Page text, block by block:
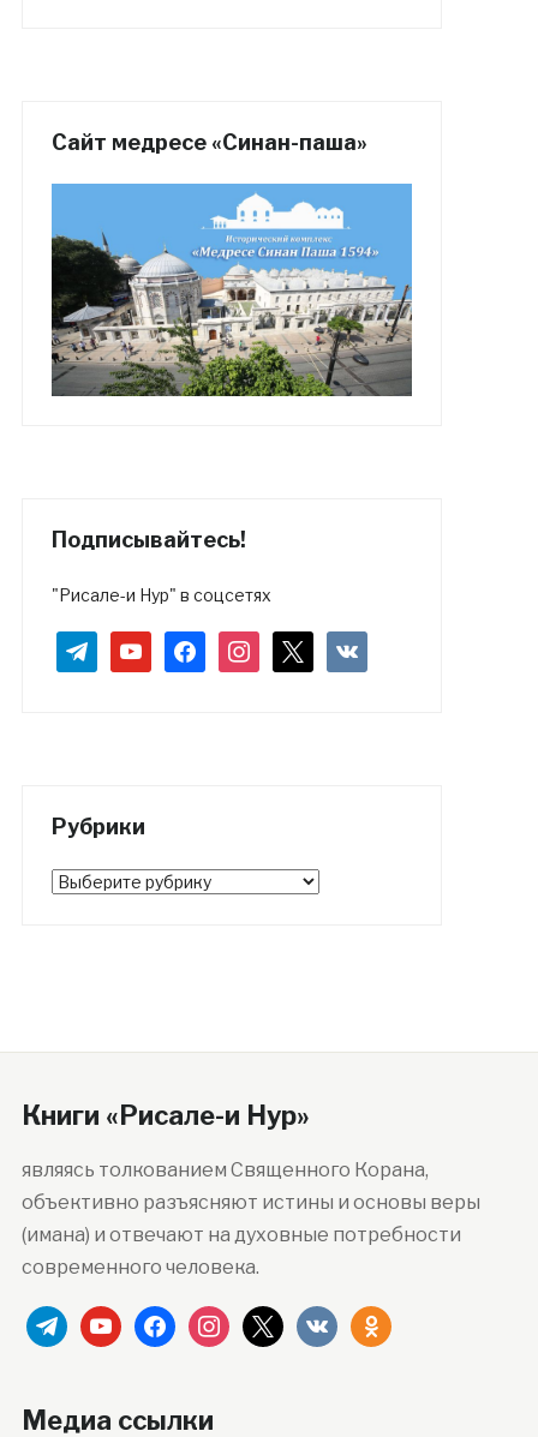
Сайт медресе «Синан-паша»
Подписывайтесь!
"Рисале-и Нур" в соцсетях
telegramyoutubefacebookinstagram vkontakte
Рубрики
Рубрики
Книги «Рисале-и Нур»
являясь толкованием Священного Корана,
объективно разъясняют истины и основы веры
(имана) и отвечают на духовные потребности
современного человека.
telegramyoutubefacebookinstagram
x vkontakteodnoklassniki
Медиа ссылки